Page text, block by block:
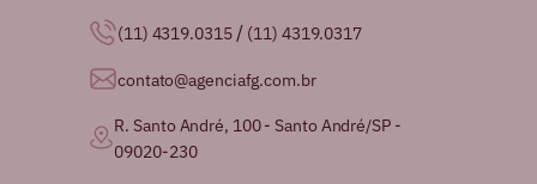
(11) 4319.0315 / (11) 4319.0317
contato@agenciafg.com.br
R. Santo André, 100 - Santo André/SP -
09020-230